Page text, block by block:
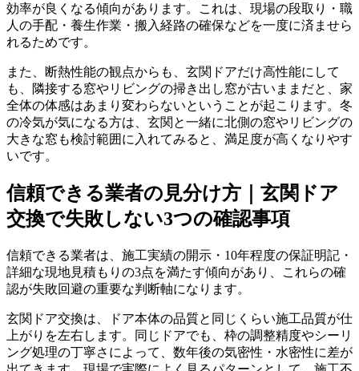
効率が良くなる傾向があります。これは、現場の段取り・職
人の手配・養生作業・搬入経路の確保などを一度に済ませら
れるためです。
また、断熱性能の観点からも、玄関ドアだけ高性能にして
も、隣接する窓やリビングの掃き出し窓が古いままだと、家
全体の体感はあまり変わらないということが起こります。冬
の冷気が気になる方は、玄関と一緒に北側の窓やリビングの
大きな窓も検討範囲に入れてみると、満足度が高くなりやす
いです。
信頼できる業者の見分け方｜玄関ドア
交換で失敗しない3つの確認事項
信頼できる業者は、施工実績の開示・10年程度の保証明記・
詳細な現地見積もりの3点を満たす傾向があり、これらの確
認が失敗回避の重要な判断軸になります。
玄関ドア交換は、ドア本体の品質と同じくらい施工品質が仕
上がりを左右します。同じドアでも、枠の調整精度やシーリ
ング処理の丁寧さによって、数年後の気密性・水密性に差が